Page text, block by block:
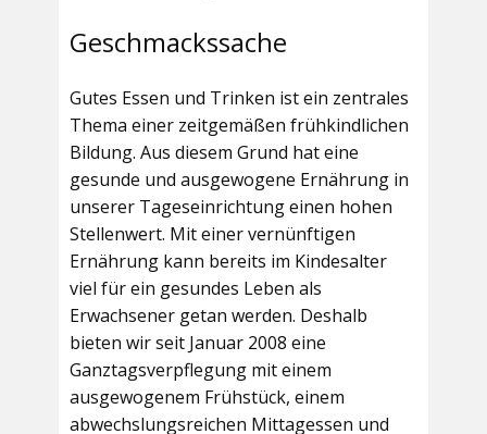
Geschmackssache
Gutes Essen und Trinken ist ein zentrales
Thema einer zeitgemäßen frühkindlichen
Bildung. Aus diesem Grund hat eine
gesunde und ausgewogene Ernährung in
unserer Tageseinrichtung einen hohen
Stellenwert. Mit einer vernünftigen
Ernährung kann bereits im Kindesalter
viel für ein gesundes Leben als
Erwachsener getan werden. Deshalb
bieten wir seit Januar 2008 eine
Ganztagsverpflegung mit einem
ausgewogenem Frühstück, einem
abwechslungsreichen Mittagessen und